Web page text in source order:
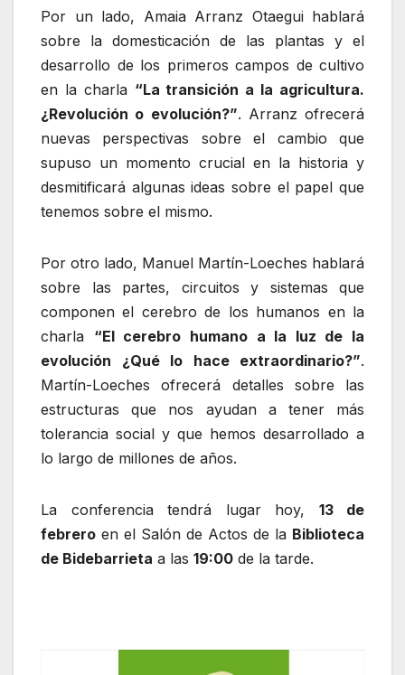
Por un lado, Amaia Arranz Otaegui hablará
sobre la domesticación de las plantas y el
desarrollo de los primeros campos de cultivo
en la charla “La transición a la agricultura.
¿Revolución o evolución?”. Arranz ofrecerá
nuevas perspectivas sobre el cambio que
supuso un momento crucial en la historia y
desmitificará algunas ideas sobre el papel que
tenemos sobre el mismo.
Por otro lado, Manuel Martín-Loeches hablará
sobre las partes, circuitos y sistemas que
componen el cerebro de los humanos en la
charla “El cerebro humano a la luz de la
evolución ¿Qué lo hace extraordinario?”.
Martín-Loeches ofrecerá detalles sobre las
estructuras que nos ayudan a tener más
tolerancia social y que hemos desarrollado a
lo largo de millones de años.
La conferencia tendrá lugar hoy, 13 de
febrero en el Salón de Actos de la Biblioteca
de Bidebarrieta a las 19:00 de la tarde.